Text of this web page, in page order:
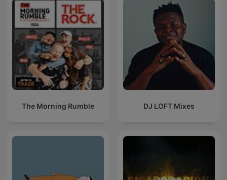
The Morning Rumble DJ LOFT Mixes